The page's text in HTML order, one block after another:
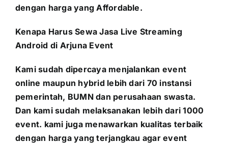
dengan harga yang Affordable.
Kenapa Harus Sewa Jasa Live Streaming
Android di Arjuna Event
Kami sudah dipercaya menjalankan event
online maupun hybrid lebih dari 70 instansi
pemerintah, BUMN dan perusahaan swasta.
Dan kami sudah melaksanakan lebih dari 1000
event. kami juga menawarkan kualitas terbaik
dengan harga yang terjangkau agar event